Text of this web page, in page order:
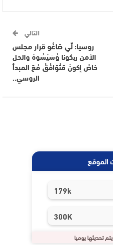
التالي
روسيا: لِّي صَاغُو قرار مجلس
الأمن ربكونا وُسَيْسُوهْ والحل
خاصْ إِكونْ مَتْوَافْقْ مْعَ المبدأ
الروسي..
الموقع
179k
300K
تحديثها يوميا